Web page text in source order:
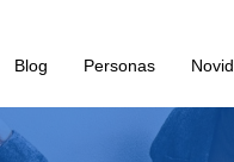
Blog Personas